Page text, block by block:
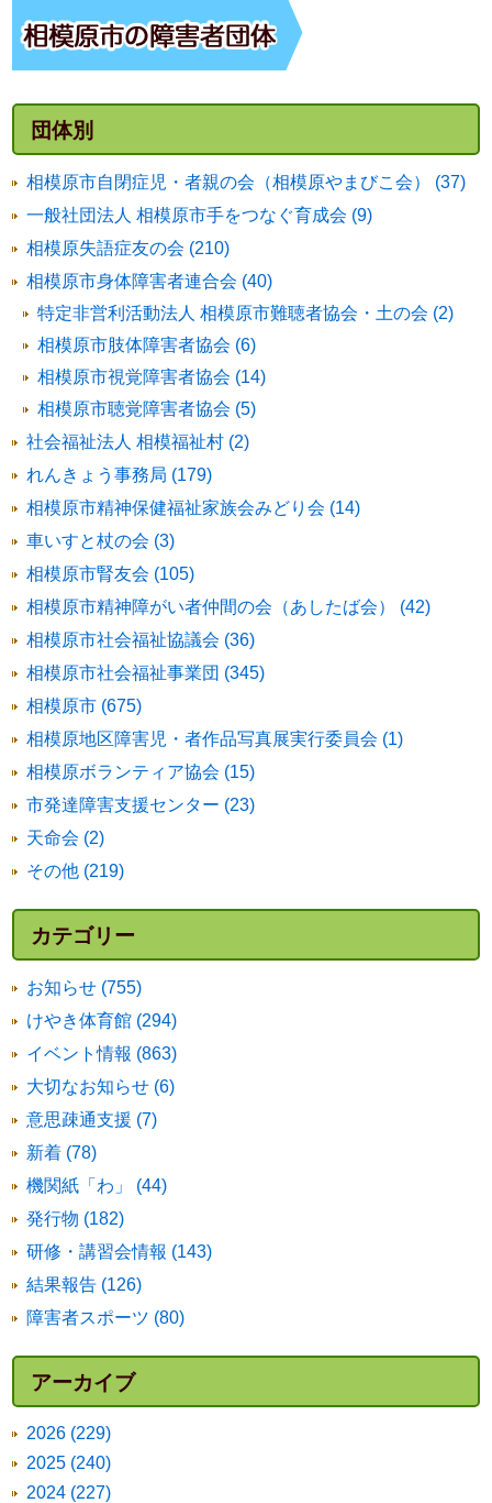
団体別
相模原市自閉症児・者親の会（相模原やまびこ会） (37)
一般社団法人 相模原市手をつなぐ育成会 (9)
相模原失語症友の会 (210)
相模原市身体障害者連合会 (40)
特定非営利活動法人 相模原市難聴者協会・土の会 (2)
相模原市肢体障害者協会 (6)
相模原市視覚障害者協会 (14)
相模原市聴覚障害者協会 (5)
社会福祉法人 相模福祉村 (2)
れんきょう事務局 (179)
相模原市精神保健福祉家族会みどり会 (14)
車いすと杖の会 (3)
相模原市腎友会 (105)
相模原市精神障がい者仲間の会（あしたば会） (42)
相模原市社会福祉協議会 (36)
相模原市社会福祉事業団 (345)
相模原市 (675)
相模原地区障害児・者作品写真展実行委員会 (1)
相模原ボランティア協会 (15)
市発達障害支援センター (23)
天命会 (2)
その他 (219)
カテゴリー
お知らせ (755)
けやき体育館 (294)
イベント情報 (863)
大切なお知らせ (6)
意思疎通支援 (7)
新着 (78)
機関紙「わ」 (44)
発行物 (182)
研修・講習会情報 (143)
結果報告 (126)
障害者スポーツ (80)
アーカイブ
2026 (229)
2025 (240)
2024 (227)